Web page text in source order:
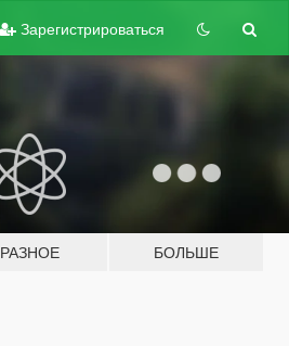
Зарегистрироваться
РАЗНОЕ БОЛЬШЕ